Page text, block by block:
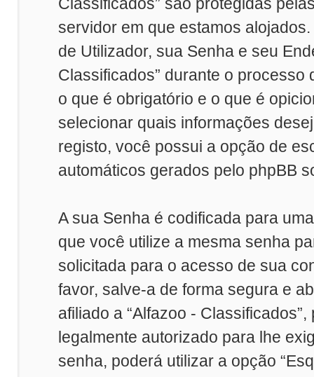
servidor em que estamos
de Utilizador, sua Senha e seu
Classificados” durante o
o que é obrigatório e o que é
selecionar quais informações
registo, você possui a opção de
automáticos gerados pelo phpBB
A sua Senha é codificada para
que você utilize a mesma senha
solicitada para o acesso de sua
favor, salve-a de forma segura e
afiliado a “Alfazoo -
legalmente autorizado para lhe
senha, poderá utilizar a opção